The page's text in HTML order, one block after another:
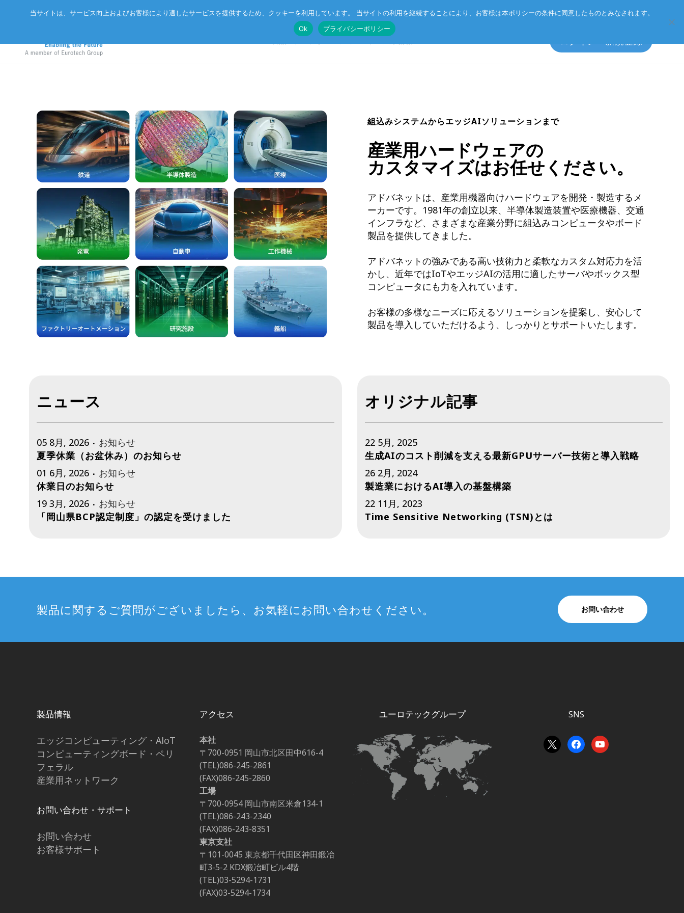
Eurotechグループ お客様サポート お問い合わせ
ログイン・新規登録
サーバー
エッジAIコンピュータ
産業用ボックス型コンピュータ
エッジIoTゲートウェイ
LoRaWAN®対応IoTノード
インテリジェントセンサ
EtherCAT®
CC-Link IE TSN
ExpEther™
ARCNET
イーサネットスイッチ
VMEボード
マザーボード
シリアルボード
キャリアボード
総合カタログのダウンロード
受託開発
企業向けAI
エッジコンピューティング・AIoT
産業用ネットワーク
ラピッドプロトタイピング
アドバネットについて
会社概要
パートナー
アクセス
ニュース
イベント
オリジナル記事 プライバシーポリシー
組込みシステムからエッジAIソリューションまで
産業用ハードウェアの
カスタマイズはお任せください。
アドバネットは、産業用機器向けハードウェアを開発・製造するメ
ーカーです。1981年の創立以来、半導体製造装置や医療機器、交通
インフラなど、さまざまな産業分野に組込みコンピュータやボード
製品を提供してきました。
アドバネットの強みである高い技術力と柔軟なカスタム対応力を活
かし、近年ではIoTやエッジAIの活用に適したサーバやボックス型
コンピュータにも力を入れています。
お客様の多様なニーズに応えるソリューションを提案し、安心して
製品を導入していただけるよう、しっかりとサポートいたします。
ニュース
05 8月, 2026
お知らせ
夏季休業（お盆休み）のお知らせ
01 6月, 2026
お知らせ
休業日のお知らせ
19 3月, 2026
お知らせ
「岡山県BCP認定制度」の認定を受けました
オリジナル記事
22 5月, 2025
生成AIのコスト削減を支える最新GPUサーバー技術と導入戦略
26 2月, 2024
製造業におけるAI導入の基盤構築
22 11月, 2023
Time Sensitive Networking (TSN)とは
製品に関するご質問がございましたら、お気軽にお問い合わせください。 お問い合わせ
製品情報
エッジコンピューティング・AIoT
コンピューティングボード・ペリ
フェラル
産業用ネットワーク
お問い合わせ・サポート
お問い合わせ
お客様サポート
アクセス
本社
〒700-0951 岡山市北区田中616-4
(TEL)086-245-2861
(FAX)086-245-2860
工場
〒700-0954 岡山市南区米倉134-1
(TEL)086-243-2340
(FAX)086-243-8351
東京支社
〒101-0045 東京都千代田区神田鍛冶
町3-5-2 KDX鍛冶町ビル4階
(TEL)03-5294-1731
(FAX)03-5294-1734
ユーロテックグループ SNS
x facebook
youtube
当サイトは、サービス向上およびお客様により適したサービスを提供するため、クッキーを利用しています。 当サイトの利用を継続することにより、お客様は本ポリシーの条件に同意したものとみなされます。
Ok
プライバシーポリシー